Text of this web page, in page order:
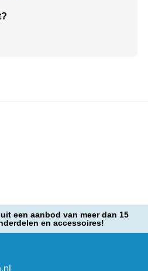
een aanbod van meer dan 15
en accessoires!